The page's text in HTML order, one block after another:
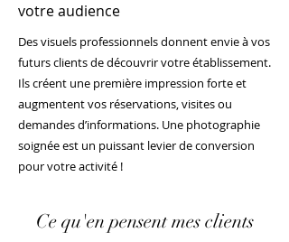
votre audience
Des visuels professionnels donnent envie à vos
futurs clients de découvrir votre établissement.
Ils créent une première impression forte et
augmentent vos réservations, visites ou
demandes d’informations. Une photographie
soignée est un puissant levier de conversion
pour votre activité !
Ce qu'en pensent mes clients